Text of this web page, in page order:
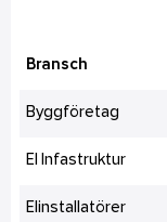
Bransch
Byggföretag
El Infastruktur
Elinstallatörer